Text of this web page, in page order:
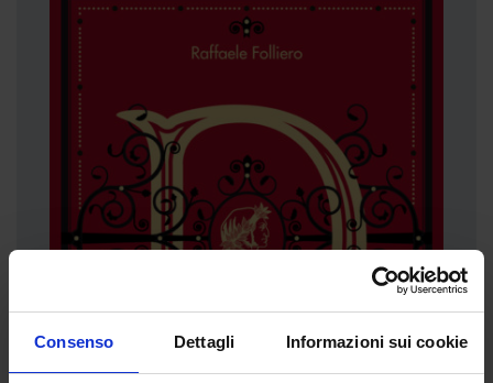
Consenso Dettagli Informazioni sui cookie